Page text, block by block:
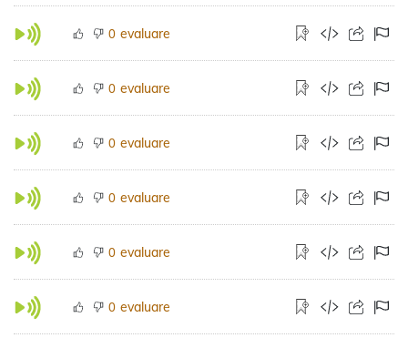
0 evaluare
0 evaluare
0 evaluare
0 evaluare
0 evaluare
0 evaluare